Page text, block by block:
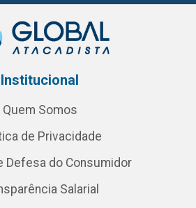
Institucional
Quem Somos
de Privacidade
Defesa do Consumidor
Salarial